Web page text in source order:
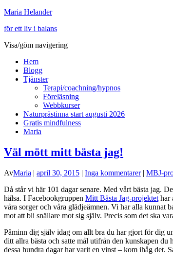
Maria Helander
för ett liv i balans
Visa/göm navigering
Hem
Blogg
Tjänster
Terapi/coachning/hypnos
Föreläsning
Webbkurser
Naturprästinna start augusti 2026
Gratis mindfulness
Maria
Väl mött mitt bästa jag!
AvMaria | april 30, 2015 | Inga kommentarer| MBJ-
Då står vi här 101 dagar senare. Med vårt bästa jag.
hälsa. I Facebookgruppen Mitt Bästa Jag-projektet har
våra sorger och våra glädjeämnen. Vi har alla kunnat
mot att bli snällare mot sig själv. Precis som det ska
Påminn dig själv idag om allt bra du har gjort för dig
ditt allra bästa och satte mål utifrån den kunskapen
dessa hundra dagar har varit en vinst – kom ihåg det.